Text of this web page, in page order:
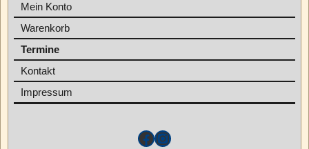
Mein Konto
Warenkorb
Termine
Kontakt
Impressum